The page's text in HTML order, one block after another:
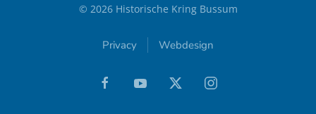
© 2026Historische Kring Bussum
Privacy Webdesign